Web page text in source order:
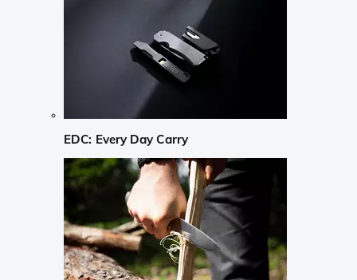
EDC: Every Day Carry